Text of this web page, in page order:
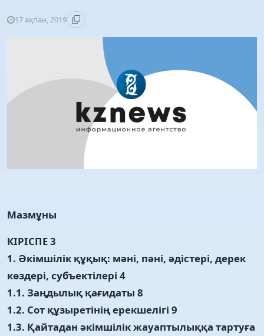
17 ақпан, 2019
Мазмұны
КІРІСПЕ 3
1. Әкімшілік құқық: мәні, пәні, әдістері, дерек
көздері, субъектілері 4
1.1. Заңдылық қағидаты 8
1.2. Сот құзыретінің ерекшелігі 9
1.3. Қайтадан әкімшілік жауаптылыққа тартуға